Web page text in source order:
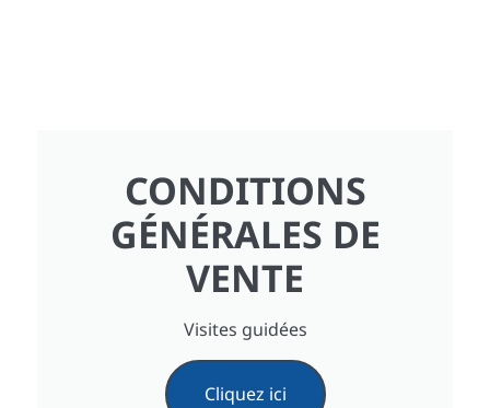
CONDITIONS
GÉNÉRALES DE
VENTE
Visites guidées
Cliquez ici